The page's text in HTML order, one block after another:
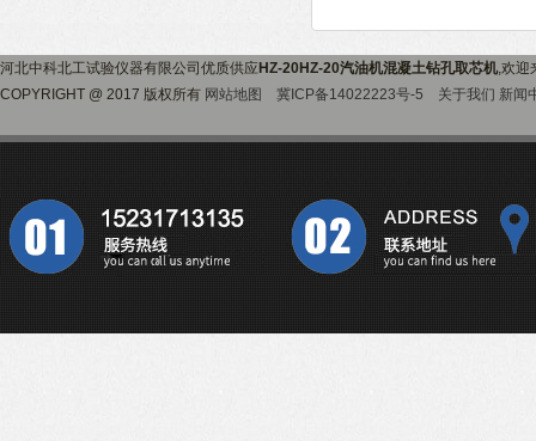
河北中科北工试验仪器有限公司优质供应 HZ-20HZ-20汽油机混凝土钻孔取芯机,欢迎
COPYRIGHT @ 2017 版权所有 网站地图 冀ICP备14022223号-5 关于我们 新闻